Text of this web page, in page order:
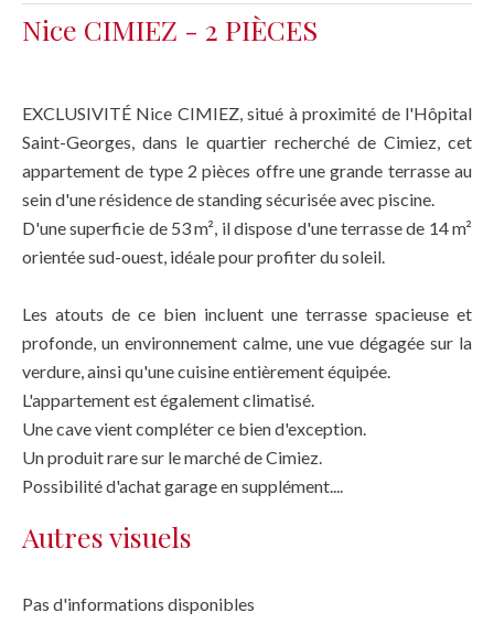
Nice CIMIEZ - 2 PIÈCES
EXCLUSIVITÉ Nice CIMIEZ, situé à proximité de l'Hôpital
Saint-Georges, dans le quartier recherché de Cimiez, cet
appartement de type 2 pièces offre une grande terrasse au
sein d'une résidence de standing sécurisée avec piscine.
D'une superficie de 53 m², il dispose d'une terrasse de 14 m²
orientée sud-ouest, idéale pour profiter du soleil.
Les atouts de ce bien incluent une terrasse spacieuse et
profonde, un environnement calme, une vue dégagée sur la
verdure, ainsi qu'une cuisine entièrement équipée.
L'appartement est également climatisé.
Une cave vient compléter ce bien d'exception.
Un produit rare sur le marché de Cimiez.
Possibilité d'achat garage en supplément....
Autres visuels
Pas d'informations disponibles